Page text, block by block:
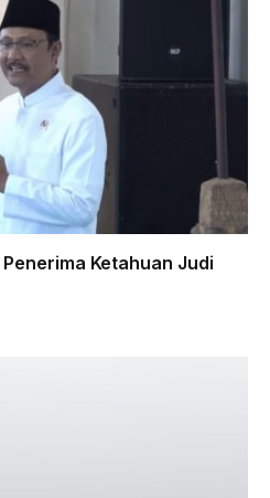
Ketahuan Judi